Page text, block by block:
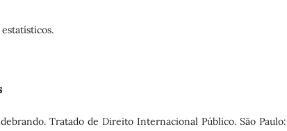
Tratado de Direito Internacional Público. São Paulo: